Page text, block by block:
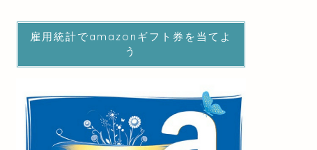
雇用統計でamazonギフト券を当てよ
う